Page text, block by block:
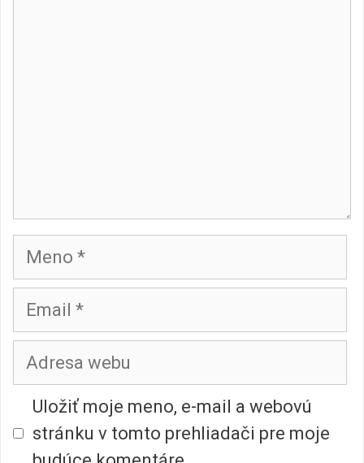
Meno
Email
Adresa
webu
Uložiť moje meno, e-mail a webovú
stránku v tomto prehliadači pre moje